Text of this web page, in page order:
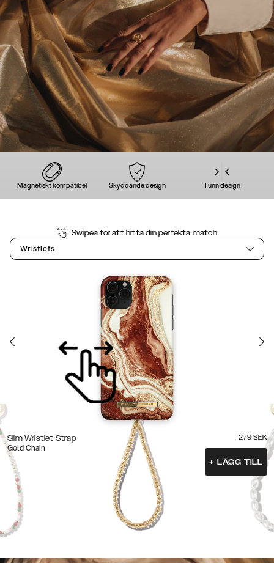
Magnetiskt kompatibel Skyddande design Tunn design
Swipea för att hitta din perfekta match
Wristlets
Slim Wristlet Strap
Gold Chain
279 SEK
+ LÄGG TILL